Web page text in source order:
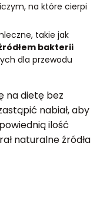
na które cierpi
takie jak
bakterii
dla przewodu
na dietę bez
nabiał, aby
ilość
naturalne źródła